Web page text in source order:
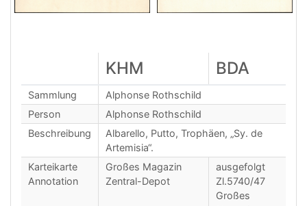
KHM BDA
Sammlung
Alphonse Rothschild
Person
Alphonse Rothschild
Beschreibung
Albarello, Putto, Trophäen, „Sy. de
Artemisia“.
Karteikarte
Annotation
Großes Magazin
Zentral-Depot
ausgefolgt
Zl.5740/47
Großes